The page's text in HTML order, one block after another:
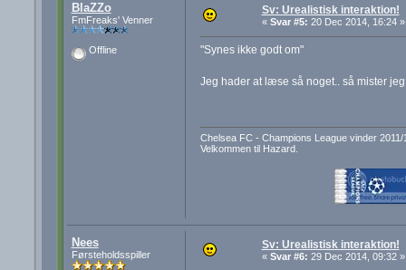
BlaZZo
FmFreaks' Venner
Offline
Sv: Urealistisk interaktion!
« Svar #5: 20 Dec 2014, 16:24 »
"Synes ikke godt om"
Jeg hader at læse så noget.. så mister
Chelsea FC - Champions League vinder 2011/
Velkommen til Hazard.
Nees
Førsteholdsspiller
Sv: Urealistisk interaktion!
« Svar #6: 29 Dec 2014, 09:32 »